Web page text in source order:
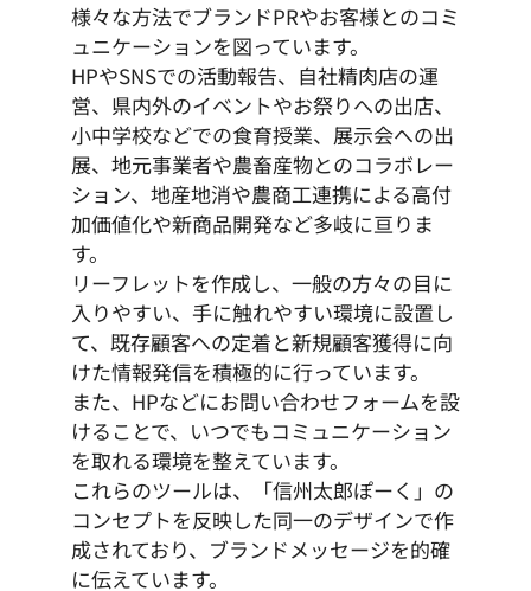
様々な方法でブランドPRやお客様とのコミ
ュニケーションを図っています。
HPやSNSでの活動報告、自社精肉店の運
営、県内外のイベントやお祭りへの出店、
小中学校などでの食育授業、展示会への出
展、地元事業者や農畜産物とのコラボレー
ション、地産地消や農商工連携による高付
加価値化や新商品開発など多岐に亘りま
す。
リーフレットを作成し、一般の方々の目に
入りやすい、手に触れやすい環境に設置し
て、既存顧客への定着と新規顧客獲得に向
けた情報発信を積極的に行っています。
また、HPなどにお問い合わせフォームを設
けることで、いつでもコミュニケーション
を取れる環境を整えています。
これらのツールは、「信州太郎ぽーく」の
コンセプトを反映した同一のデザインで作
成されており、ブランドメッセージを的確
に伝えています。